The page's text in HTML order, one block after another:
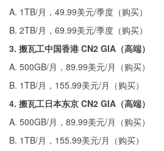
A. 1TB/月，49.99美元/季度（购买）
B. 2TB/月，69.99美元/季度（购买）
3. 搬瓦工中国香港 CN2 GIA（高端）
A. 500GB/月，89.99美元/月（购买）
B. 1TB/月，155.99美元/月（购买）
4. 搬瓦工日本东京 CN2 GIA（高端）
A. 500GB/月，89.99美元/月（购买）
B. 1TB/月，155.99美元/月（购买）